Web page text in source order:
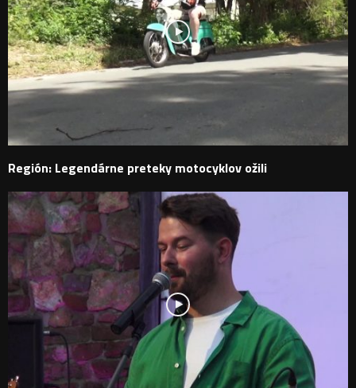
Región: Legendárne preteky motocyklov ožili